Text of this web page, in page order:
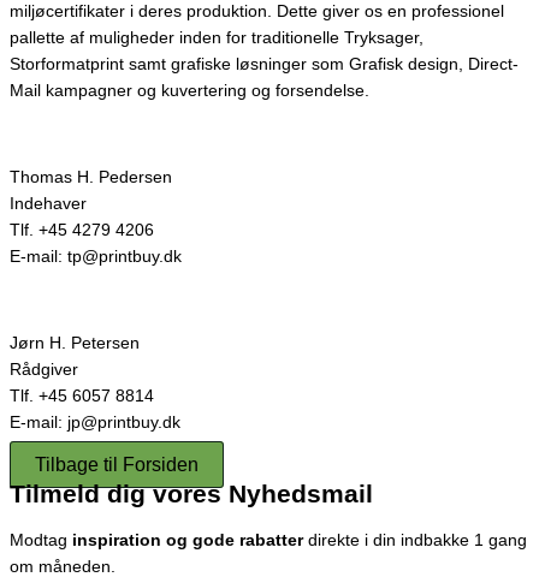
miljøcertifikater i deres produktion. Dette giver os en professionel
pallette af muligheder inden for traditionelle Tryksager,
Storformatprint samt grafiske løsninger som Grafisk design, Direct-
Mail kampagner og kuvertering og forsendelse.
Thomas H. Pedersen
Indehaver
Tlf. +45 4279 4206
E-mail: tp@printbuy.dk
Jørn H. Petersen
Rådgiver
Tlf. +45 6057 8814
E-mail: jp@printbuy.dk
Tilbage til Forsiden
Tilmeld dig vores Nyhedsmail
Modtag inspiration og gode rabatterdirekte i din indbakke 1 gang
om måneden.